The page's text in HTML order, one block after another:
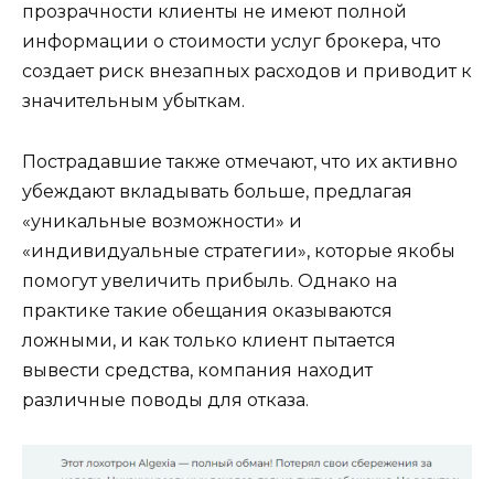
прозрачности клиенты не имеют полной
информации о стоимости услуг брокера, что
создает риск внезапных расходов и приводит к
значительным убыткам.
Пострадавшие также отмечают, что их активно
убеждают вкладывать больше, предлагая
«уникальные возможности» и
«индивидуальные стратегии», которые якобы
помогут увеличить прибыль. Однако на
практике такие обещания оказываются
ложными, и как только клиент пытается
вывести средства, компания находит
различные поводы для отказа.